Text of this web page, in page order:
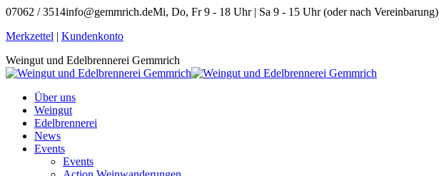
Zum
springen
07062 / 3514info@gemmrich.deMi, Do, Fr 9 - 18 Uhr | Sa 9 - 15 Uhr (oder nach Vereinbarung)
Facebook
opens
in
window
Instagram
opens
in
window
Merkzettel | Kundenkonto
Weingut und Edelbrennerei Gemmrich
Über uns
Weingut
Edelbrennerei
News
Events
Events